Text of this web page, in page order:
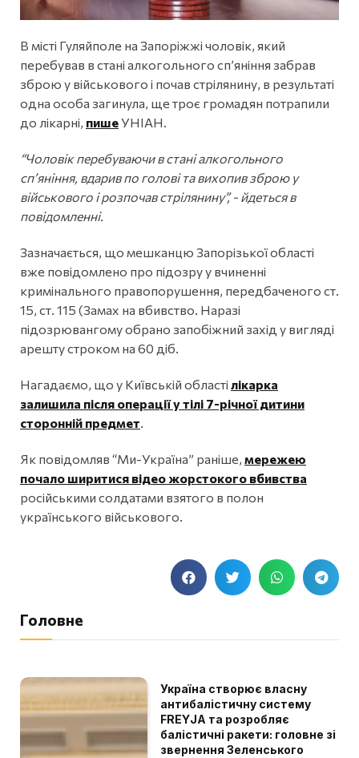
В місті Гуляйполе на Запоріжжі чоловік, який
перебував в стані алкогольного сп’яніння забрав
зброю у військового і почав стрілянину, в результаті
одна особа загинула, ще троє громадян потрапили
до лікарні, пишеУНІАН.
“Чоловік перебуваючи в стані алкогольного
сп’яніння, вдарив по голові та вихопив зброю у
військового і розпочав стрілянину”, - йдеться в
повідомленні.
Зазначається, що мешканцю Запорізької області
вже повідомлено про підозру у вчиненні
кримінального правопорушення, передбаченого ст.
15, ст. 115 (Замах на вбивство. Наразі
підозрювангому обрано запобіжний захід у вигляді
арешту строком на 60 діб.
Нагадаємо, що у Київській області лікарка
залишила після операції у тілі 7-річної дитини
сторонній предмет
Як повідомляв “Ми-Україна” раніше, мережею
почало ширитися відео жорстокого вбивства
російськими солдатами взятого в полон
українського військового.
Головне
Україна створює власну
антибалістичну систему
FREYJA та розробляє
балістичні ракети: головне зі
звернення Зеленського